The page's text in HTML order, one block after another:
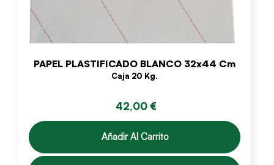
PAPEL PLASTIFICADO BLANCO 32x44 Cm
Caja 20 Kg.
42,00 €
Añadir Al Carrito